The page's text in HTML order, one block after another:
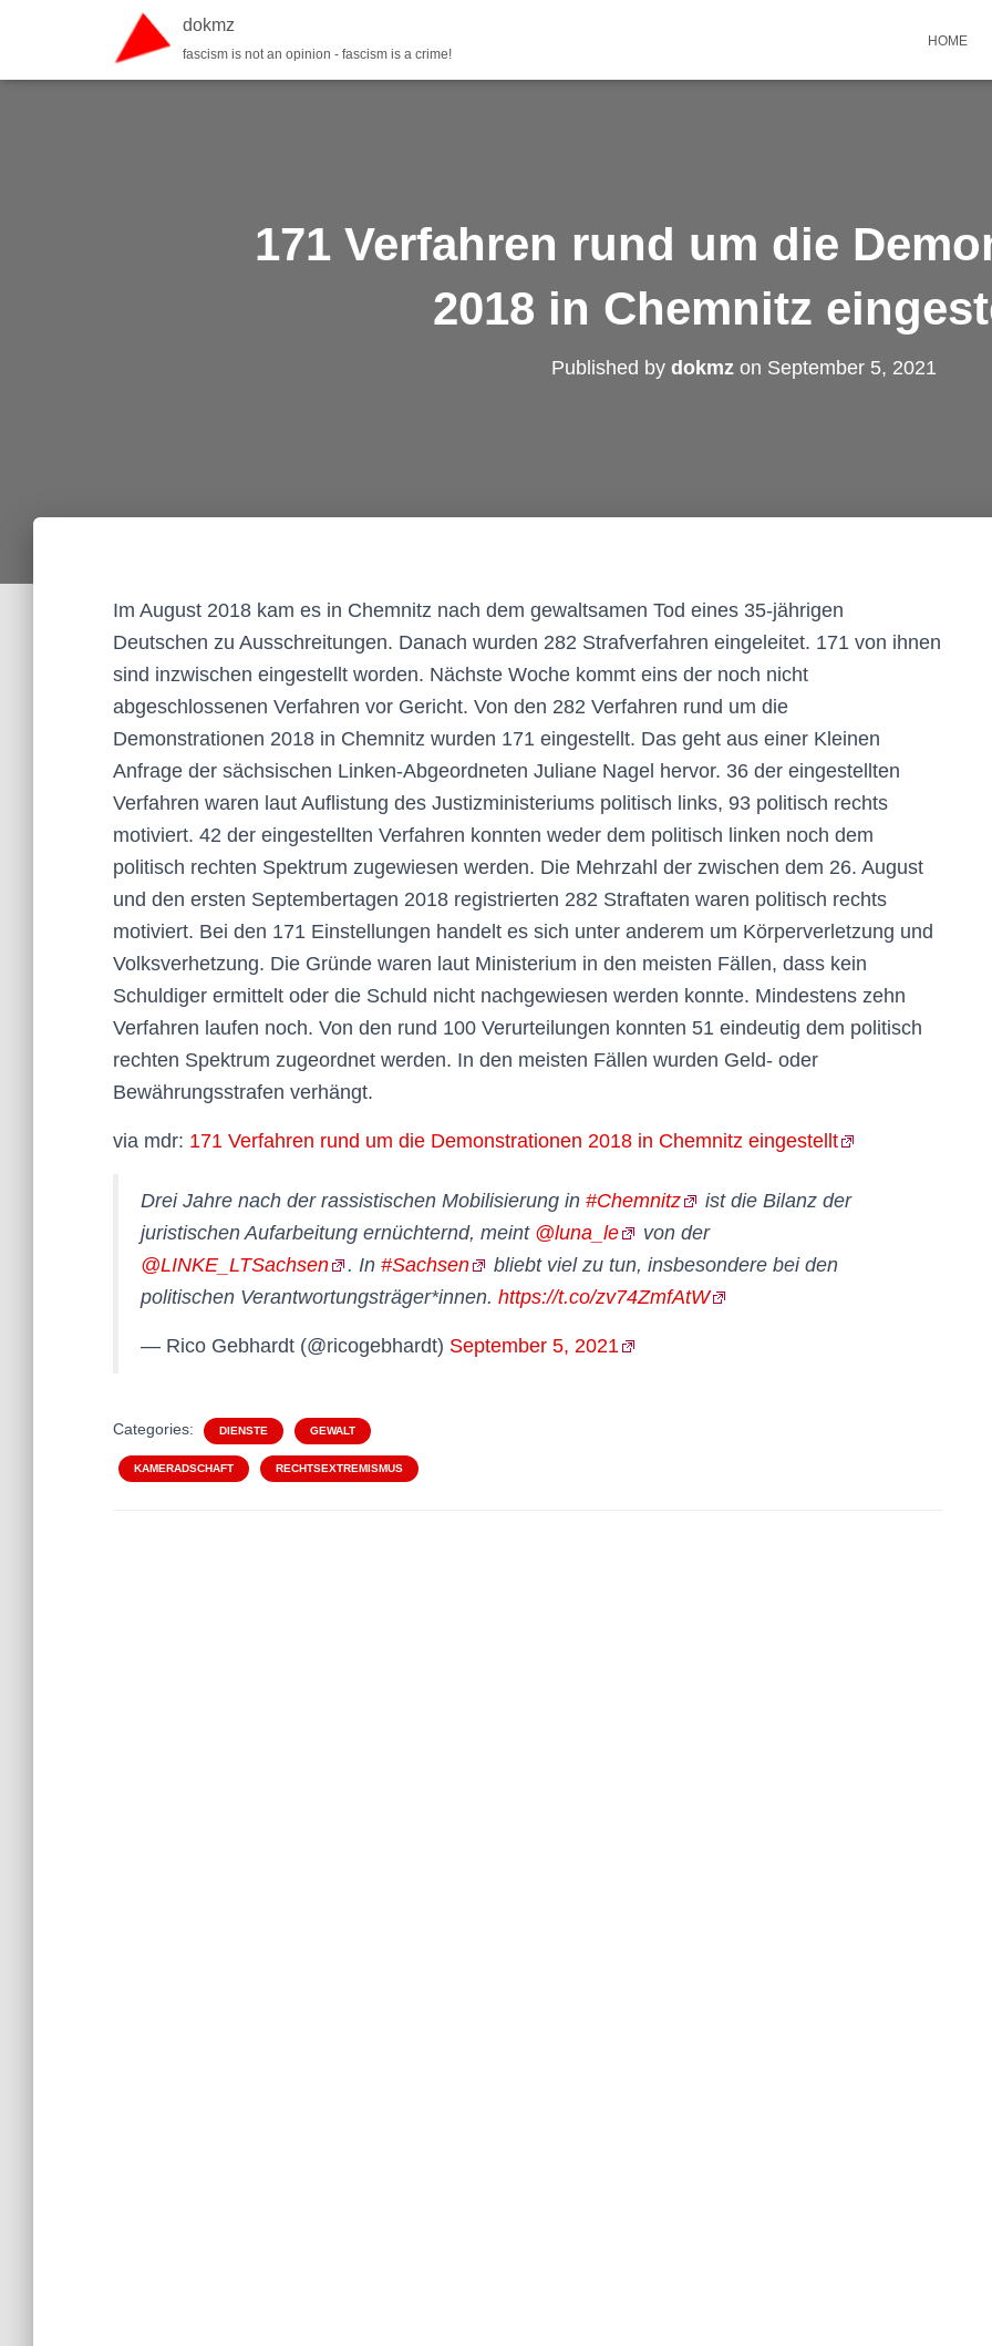
dokmz
fascism is not an opinion - fascism is a crime!
HOME
171 Verfahren rund um die
2018 in Chemnitz
Published by dokmz on September 5, 2021
Im August 2018 kam es in Chemnitz nach dem gewaltsamen Tod eines 35-jährigen
Deutschen zu Ausschreitungen. Danach wurden 282 Strafverfahren eingeleitet. 171 von ihnen
sind inzwischen eingestellt worden. Nächste Woche kommt eins der noch nicht
abgeschlossenen Verfahren vor Gericht. Von den 282 Verfahren rund um die
Demonstrationen 2018 in Chemnitz wurden 171 eingestellt. Das geht aus einer Kleinen
Anfrage der sächsischen Linken-Abgeordneten Juliane Nagel hervor. 36 der eingestellten
Verfahren waren laut Auflistung des Justizministeriums politisch links, 93 politisch rechts
motiviert. 42 der eingestellten Verfahren konnten weder dem politisch linken noch dem
politisch rechten Spektrum zugewiesen werden. Die Mehrzahl der zwischen dem 26. August
und den ersten Septembertagen 2018 registrierten 282 Straftaten waren politisch rechts
motiviert. Bei den 171 Einstellungen handelt es sich unter anderem um Körperverletzung und
Volksverhetzung. Die Gründe waren laut Ministerium in den meisten Fällen, dass kein
Schuldiger ermittelt oder die Schuld nicht nachgewiesen werden konnte. Mindestens zehn
Verfahren laufen noch. Von den rund 100 Verurteilungen konnten 51 eindeutig dem politisch
rechten Spektrum zugeordnet werden. In den meisten Fällen wurden Geld- oder
Bewährungsstrafen verhängt.
via mdr: 171 Verfahren rund um die Demonstrationen 2018 in Chemnitz eingestellt
Drei Jahre nach der rassistischen Mobilisierung in #Chemnitz
ist die Bilanz der
juristischen Aufarbeitung ernüchternd, meint @luna_le
von der
@LINKE_LTSachsen
. In #Sachsen
bliebt viel zu tun, insbesondere bei den
politischen Verantwortungsträger*innen. https://t.co/zv74ZmfAtW
— Rico Gebhardt (@ricogebhardt) September 5, 2021
Categories: DIENSTE GEWALT
KAMERADSCHAFT RECHTSEXTREMISMUS